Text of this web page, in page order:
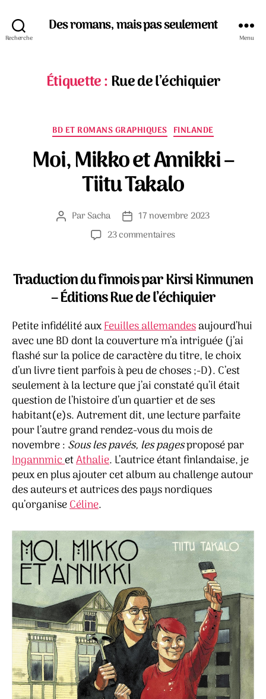
Recherche
Des romans, mais pas seulement
Menu
Étiquette :Rue de l’échiquier
Catégories
BD ET ROMANS GRAPHIQUES FINLANDE
Moi, Mikko et Annikki –
Tiitu Takalo
Auteur
ParSacha
Date
de
l’article
17 novembre 2023
23 commentairessur
et
Annikki
–
Takalo
Traduction du finnois par KirsiKinnunen
– Éditions Rue de l’échiquier
Petite infidélité auxFeuilles allemandesaujourd’hui
avec une BD dont la couverture m’a intriguée (j’ai
flashé sur la police de caractère du titre, le choix
d’un livre tient parfois à peu de choses ;-D). C’est
seulement à la lecture que j’ai constaté qu’il était
question de l’histoire d’un quartier et de ses
habitant(e)s. Autrement dit, une lecture parfaite
pour l’autre grand rendez-vous du mois de
novembre : Sous les pavés, les pagesproposé par
IngannmicetAthalie. L’autrice étant finlandaise, je
peux en plus ajouter cet album au challenge autour
des auteurs et autrices des pays nordiques
qu’organiseCéline.